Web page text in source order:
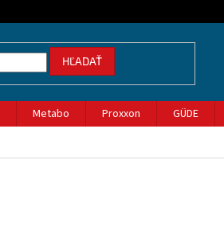
HĽADAŤ
Metabo Proxxon GÜDE